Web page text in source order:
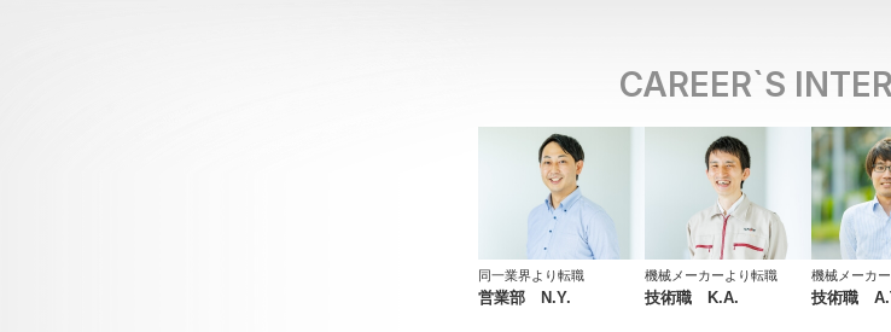
CAREER`S
同一業界より転職
営業部 N.Y.
機械メーカーより転職
技術職 K.A.
機械メーカ
技術職